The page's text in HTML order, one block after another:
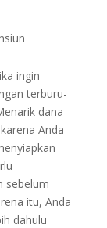
ingin
terburu-
dana
Anda
sebelum
itu, Anda
dahulu